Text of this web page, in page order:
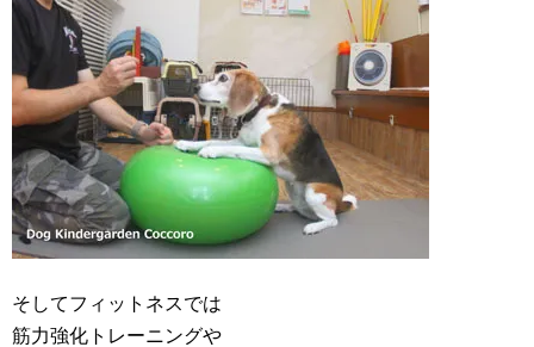
そしてフィットネスでは
筋力強化トレーニングや